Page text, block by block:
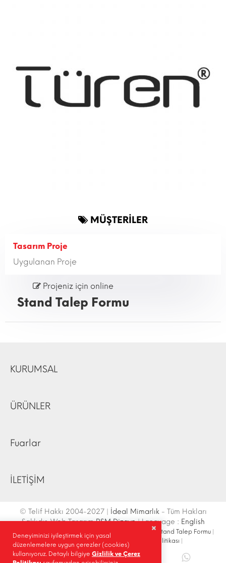
MÜŞTERİLER
Tasarım Proje
Uygulanan Proje
Projeniz için online
Stand Talep Formu
KURUMSAL
ÜRÜNLER
Fuarlar
İLETİŞİM
© Telif Hakkı 2004-2027 | İdeal Mimarlık- Tüm Hakları
Saklıdır. Web TasarımRSM Dizayn| Language : English
İletişim Bilgileri | Ulaşım Krokisi Site Haritası Fuar Stand Talep Formu|
Site İçi Arama
|Sosyal Medya Gizlilik Politikası
Paylaş |
Deneyiminizi iyileştirmek için yasal
düzenlemelere uygun çerezler (cookies)
kullanıyoruz. Detaylı bilgiye Gizlilik ve Çerez